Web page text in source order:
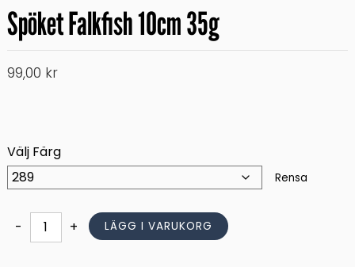
Spöket Falkfish 10cm 35g
99,00 kr
Välj Färg
Rensa
-
Spöket
Falkfish
+ LÄGG I VARUKORG